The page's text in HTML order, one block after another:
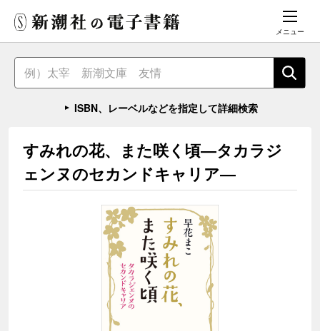
メニュー
ISBN、レーベルなどを指定して詳細検索
すみれの花、また咲く頃―タカラジ
ェンヌのセカンドキャリア―